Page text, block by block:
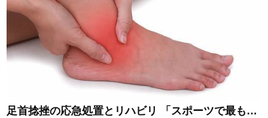
足首捻挫の応急処置とリハビリ 「スポーツで最も多